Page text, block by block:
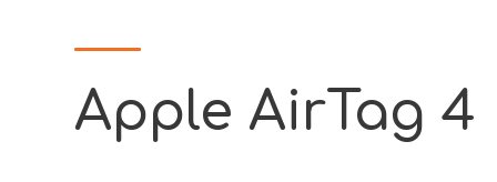
Apple AirTag 4